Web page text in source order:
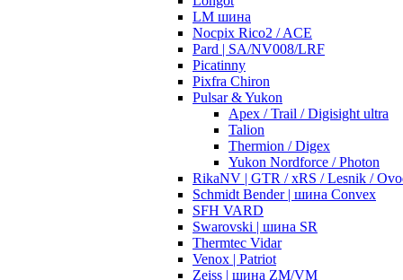
LM шина
Nocpix Rico2 / ACE
Pard | SA/NV008/LRF
Picatinny
Pixfra Chiron
Pulsar & Yukon
Apex / Trail / Digisight ultra
Talion
Thermion / Digex
Yukon Nordforce / Photon
RikaNV | GTR / xRS / Lesnik /
Schmidt Bender | шина Convex
SFH VARD
Swarovski | шина SR
Thermtec Vidar
Venox | Patriot
Zeiss | шина ZM/VM